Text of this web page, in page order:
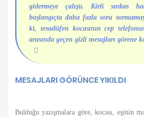
gidermeye çalıştı. Kirli sırdan
başlangıçta daha fazla soru
ki, tesadüfen kocasının cep
arasında geçen gizli mesajları görene
MESAJLARI GÖRÜNCE YIKILDI
Bulduğu yazışmalara göre, kocası, eşinin